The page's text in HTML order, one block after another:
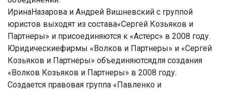
ИринаНазарова и Андрей Вишневский с группой
юристов выходят из состава«Сергей Козьяков и
Партнеры» и присоединяются к «Астерс» в 2008 году.
Юридическиефирмы «Волков и Партнеры» и «Сергей
Козьяков и Партнеры» объединяютсядля создания
«Волков Козьяков и Партнеры» в 2008 году.
Создается правовая группа «Павленко и